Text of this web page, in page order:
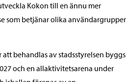
Kokon till en ännu mer
som betjänar olika användargrupper
behandlas av stadsstyrelsen byggs
och en allaktivitetsarena under